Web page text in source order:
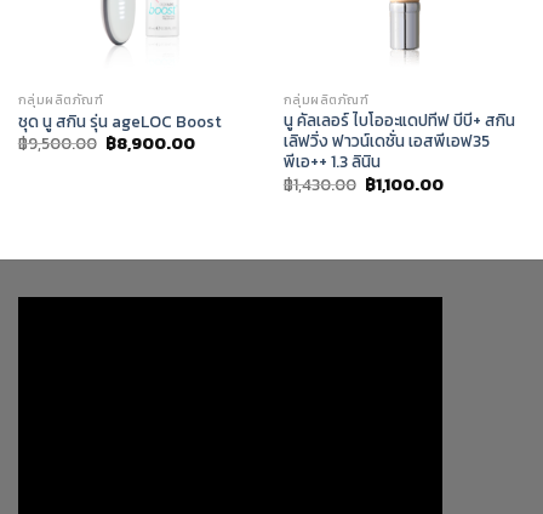
กลุ่มผลิตภัณฑ์
ชุด นู สกิน รุ่น ageLOC Boost
฿9,500.00 Original
price
฿8,900.00Current
กลุ่มผลิตภัณฑ์
นู คัลเลอร์ ไบโออะแดปทีฟ บีบี+ สกิน
เลิฟวิ่ง ฟาวน์เดชั่น เอสพีเอฟ35
พีเอ++ 1.3 ลินิน
฿1,430.00 Original
price
฿1,100.00Current